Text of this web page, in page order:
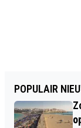
POPULAIR